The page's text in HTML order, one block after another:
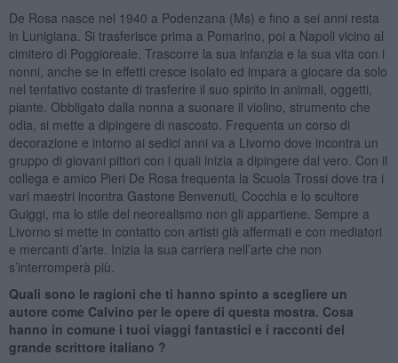
De Rosa nasce nel 1940 a Podenzana (Ms) e fino a sei anni resta
in Lunigiana. Si trasferisce prima a Pomarino, poi a Napoli vicino al
cimitero di Poggioreale. Trascorre la sua infanzia e la sua vita con i
nonni, anche se in effetti cresce isolato ed impara a giocare da solo
nel tentativo costante di trasferire il suo spirito in animali, oggetti,
piante. Obbligato dalla nonna a suonare il violino, strumento che
odia, si mette a dipingere di nascosto. Frequenta un corso di
decorazione e intorno ai sedici anni va a Livorno dove incontra un
gruppo di giovani pittori con i quali inizia a dipingere dal vero. Con il
collega e amico Pieri De Rosa frequenta la Scuola Trossi dove tra i
vari maestri incontra Gastone Benvenuti, Cocchia e lo scultore
Guiggi, ma lo stile del neorealismo non gli appartiene. Sempre a
Livorno si mette in contatto con artisti già affermati e con mediatori
e mercanti d’arte. Inizia la sua carriera nell’arte che non
s’interromperà più.
Quali sono le ragioni che ti hanno spinto a scegliere un
autore come Calvino per le opere di questa mostra. Cosa
hanno in comune i tuoi viaggi fantastici e i racconti del
grande scrittore italiano ?